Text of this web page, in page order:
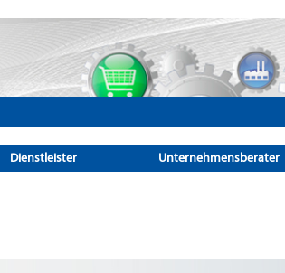
Dienstleister Unternehmensberater